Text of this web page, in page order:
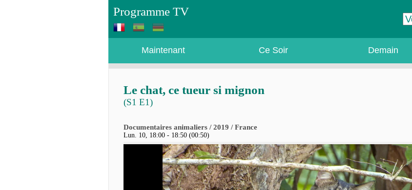
Programme TV
Maintenant Ce Soir Demain
Le chat, ce tueur si mignon
(S1 E1)
Documentaires animaliers / 2019 / France
Lun. 10, 18:00 - 18:50 (00:50)